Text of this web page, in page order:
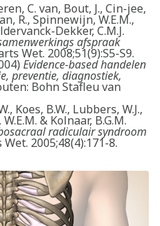
C. van, Bout, J., Cin-jee,
R., Spinnewijn, W.E.M.,
Dekker, C.M.J.
afspraak
Wet. 2008;51(9):S5-S9.
Evidence-based handelen
preventie, diagnostiek,
Bohn Stafleu van
Koes, B.W., Lubbers, W.J.,
& Kolnaar, B.G.M.
radiculair syndroom
2005;48(4):171-8.